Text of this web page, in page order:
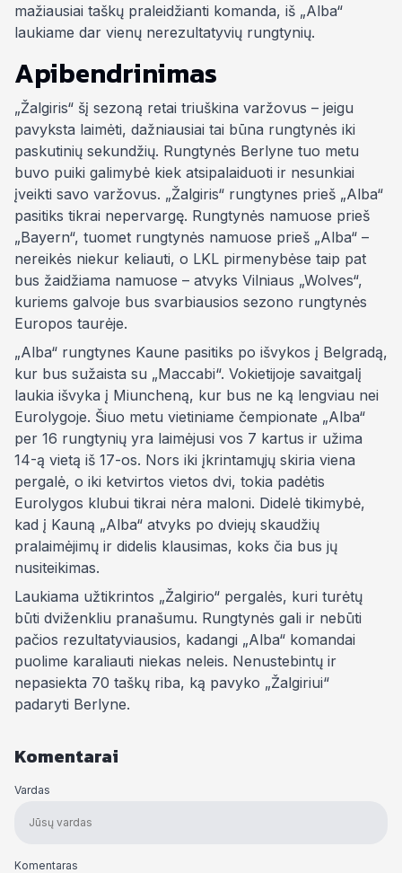
mažiausiai taškų praleidžianti komanda, iš „Alba“
laukiame dar vienų nerezultatyvių rungtynių.
Apibendrinimas
„Žalgiris“ šį sezoną retai triuškina varžovus – jeigu
pavyksta laimėti, dažniausiai tai būna rungtynės iki
paskutinių sekundžių. Rungtynės Berlyne tuo metu
buvo puiki galimybė kiek atsipalaiduoti ir nesunkiai
įveikti savo varžovus. „Žalgiris“ rungtynes prieš „Alba“
pasitiks tikrai nepervargę. Rungtynės namuose prieš
„Bayern“, tuomet rungtynės namuose prieš „Alba“ –
nereikės niekur keliauti, o LKL pirmenybėse taip pat
bus žaidžiama namuose – atvyks Vilniaus „Wolves“,
kuriems galvoje bus svarbiausios sezono rungtynės
Europos taurėje.
„Alba“ rungtynes Kaune pasitiks po išvykos į Belgradą,
kur bus sužaista su „Maccabi“. Vokietijoje savaitgalį
laukia išvyka į Miuncheną, kur bus ne ką lengviau nei
Eurolygoje. Šiuo metu vietiniame čempionate „Alba“
per 16 rungtynių yra laimėjusi vos 7 kartus ir užima
14-ą vietą iš 17-os. Nors iki įkrintamųjų skiria viena
pergalė, o iki ketvirtos vietos dvi, tokia padėtis
Eurolygos klubui tikrai nėra maloni. Didelė tikimybė,
kad į Kauną „Alba“ atvyks po dviejų skaudžių
pralaimėjimų ir didelis klausimas, koks čia bus jų
nusiteikimas.
Laukiama užtikrintos „Žalgirio“ pergalės, kuri turėtų
būti dviženkliu pranašumu. Rungtynės gali ir nebūti
pačios rezultatyviausios, kadangi „Alba“ komandai
puolime karaliauti niekas neleis. Nenustebintų ir
nepasiekta 70 taškų riba, ką pavyko „Žalgiriui“
padaryti Berlyne.
Komentarai
Vardas
Komentaras